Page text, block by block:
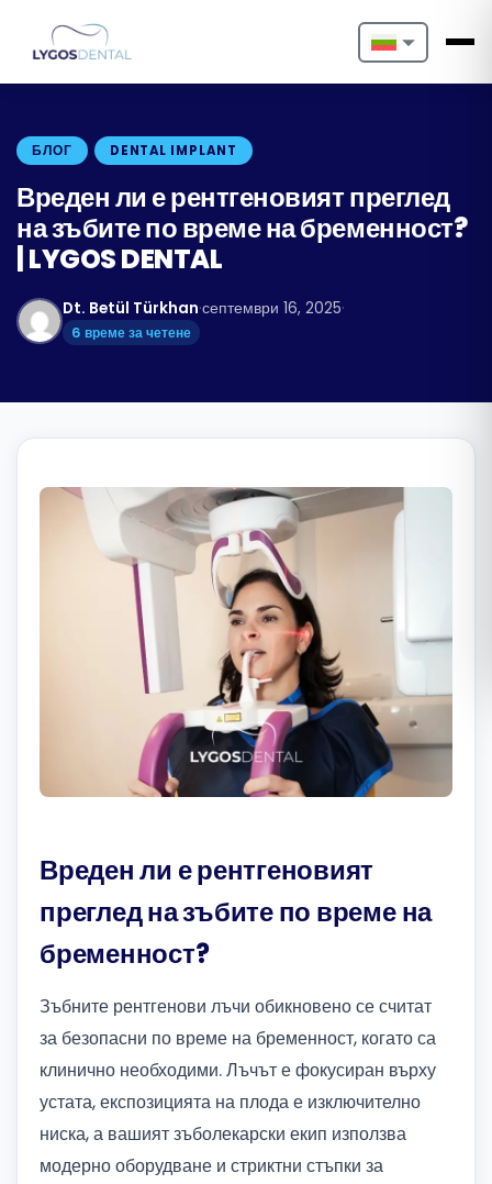
Nederlands
Deutsch
Italiano
Български
БЛОГ DENTAL IMPLANT
Вреден ли е рентгеновият преглед
на зъбите по време на бременност?
| LYGOS DENTAL
Dt. Betül Türkhan·септември 16, 2025·
6 време за четене
Вреден ли е рентгеновият
преглед на зъбите по време на
бременност?
Зъбните рентгенови лъчи обикновено се считат
за безопасни по време на бременност, когато са
клинично необходими. Лъчът е фокусиран върху
устата, експозицията на плода е изключително
ниска, а вашият зъболекарски екип използва
модерно оборудване и стриктни стъпки за